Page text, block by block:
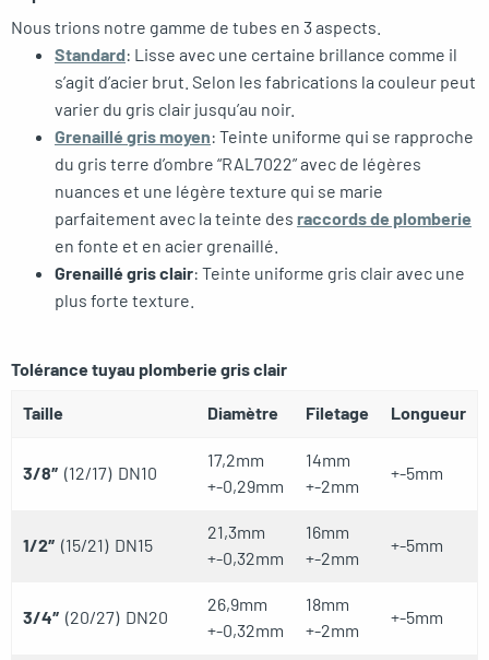
Nous trions notre gamme de tubes en 3 aspects.
Standard: Lisse avec une certaine brillance comme il
s’agit d’acier brut. Selon les fabrications la couleur peut
varier du gris clair jusqu’au noir.
Grenaillé gris moyen: Teinte uniforme qui se rapproche
du gris terre d’ombre “RAL7022” avec de légères
nuances et une légère texture qui se marie
parfaitement avec la teinte des raccords de plomberie
en fonte et en acier grenaillé.
Grenaillé gris clair: Teinte uniforme gris clair avec une
plus forte texture.
Tolérance tuyau plomberie gris clair
Taille Diamètre Filetage Longueur
3/8″ (12/17) DN10
17,2mm
+-0,29mm
14mm
+-2mm
+-5mm
1/2″ (15/21) DN15
21,3mm
+-0,32mm
16mm
+-2mm
+-5mm
3/4″ (20/27) DN20
26,9mm
+-0,32mm
18mm
+-2mm
+-5mm